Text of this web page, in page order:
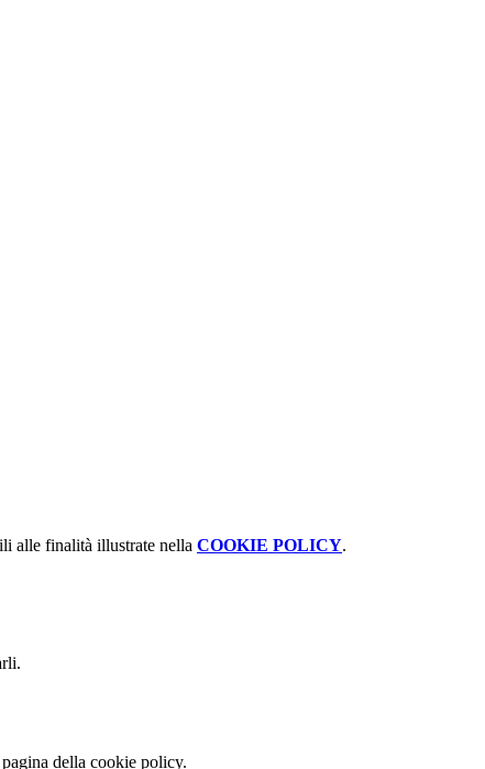
alle finalità illustrate nella COOKIE POLICY.
della cookie policy.